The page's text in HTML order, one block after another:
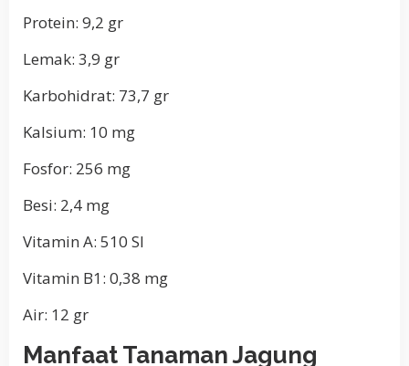
Protein: 9,2 gr
Lemak: 3,9 gr
Karbohidrat: 73,7 gr
Kalsium: 10 mg
Fosfor: 256 mg
Besi: 2,4 mg
Vitamin A: 510 SI
Vitamin B1: 0,38 mg
Air: 12 gr
Manfaat Tanaman Jagung